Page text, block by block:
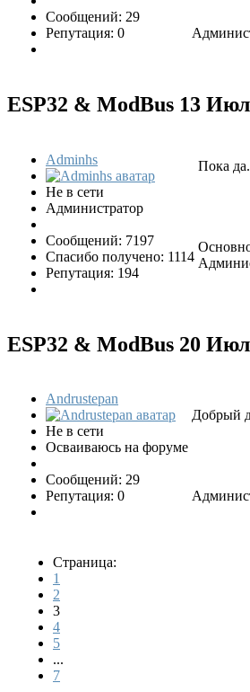
Сообщений: 29
Репутация: 0
ESP32 & ModBus 13
Adminhs
Не в сети
Администратор
Сообщений: 7197
Спасибо получено: 1114
Репутация: 194
Пока
ESP32 & ModBus 20
Andrustepan
Не в сети
Осваиваюсь на форуме
Сообщений: 29
Репутация: 0
Добрый
Страница:
1
2
3
4
5
...
7